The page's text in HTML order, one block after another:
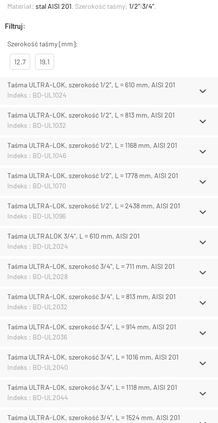
Materiał: stal AISI 201. Szerokość taśmy: 1/2"i3/4".
Filtruj:
Szerokość taśmy [mm]:
12.7 19.1
Taśma ULTRA-LOK, szerokość 1/2", L = 610 mm, AISI 201
Indeks : BD-UL1024
Taśma ULTRA-LOK, szerokość 1/2", L = 813 mm, AISI 201
Indeks : BD-UL1032
Taśma ULTRA-LOK, szerokość 1/2", L = 1168 mm, AISI 201
Indeks : BD-UL1046
Taśma ULTRA-LOK, szerokość 1/2", L = 1778 mm, AISI 201
Indeks : BD-UL1070
Taśma ULTRA-LOK, szerokość 1/2", L = 2438 mm, AISI 201
Indeks : BD-UL1096
Taśma ULTRALOK 3/4", L = 610 mm, AISI 201
Indeks : BD-UL2024
Taśma ULTRA-LOK, szerokość 3/4", L = 711 mm, AISI 201
Indeks : BD-UL2028
Taśma ULTRA-LOK, szerokość 3/4", L = 813 mm, AISI 201
Indeks : BD-UL2032
Taśma ULTRA-LOK, szerokość 3/4", L = 914 mm, AISI 201
Indeks : BD-UL2036
Taśma ULTRA-LOK, szerokość 3/4", L = 1016 mm, AISI 201
Indeks : BD-UL2040
Taśma ULTRA-LOK, szerokość 3/4", L = 1118 mm, AISI 201
Indeks : BD-UL2044
Taśma ULTRA-LOK, szerokość 3/4", L = 1524 mm, AISI 201